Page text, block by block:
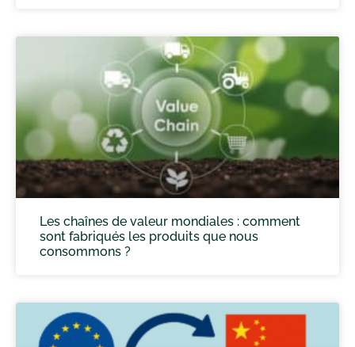
Les chaînes de valeur mondiales : comment
sont fabriqués les produits que nous
consommons ?